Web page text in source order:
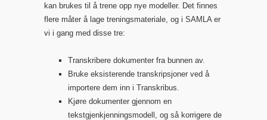
kan brukes til å trene opp nye modeller. Det finnes
flere måter å lage treningsmateriale, og i SAMLA er
vi i gang med disse tre:
Transkribere dokumenter fra bunnen av.
Bruke eksisterende transkripsjoner ved å
importere dem inn i Transkribus.
Kjøre dokumenter gjennom en
tekstgjenkjenningsmodell, og så korrigere de